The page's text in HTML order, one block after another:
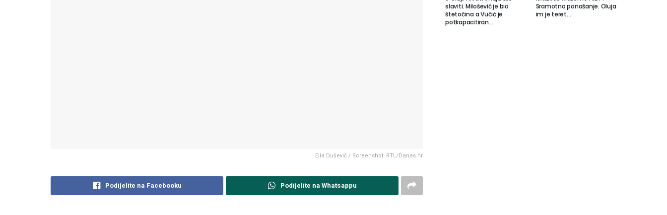
Ella Dušević / Screenshot: RTL/Danas.hr
Podijelite na Facebooku Podijelite na Whatsappu
slaviti. Milošević je bio
štetočina a Vučić je
potkapacitiran…
Sramotno ponašanje. Oluja
im je teret…